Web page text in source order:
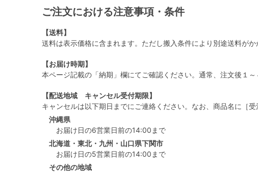
ご注文における注意事項・条件
【送料】
送料は表示価格に含まれます。ただし搬入条件により別途送料が
【お届け時期】
本ページ記載の「納期」欄にてご確認ください。通常、注文後１
【配送地域 キャンセル受付期限】
キャンセルは以下期日までにご連絡ください。なお、商品名に［
沖縄県
お届け日の6営業日前の14:00まで
北海道・東北・九州・山口県下関市
お届け日の5営業日前の14:00まで
その他の地域